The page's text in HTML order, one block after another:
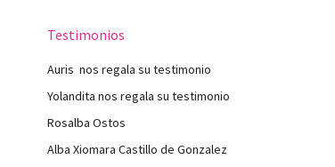
Testimonios
Auris nos regala su testimonio
Yolandita nos regala su testimonio
Rosalba Ostos
Alba Xiomara Castillo de Gonzalez